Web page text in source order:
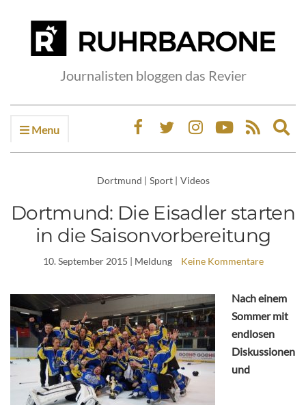
Journalisten bloggen das Revier
Menu
Dortmund | Sport | Videos
Dortmund: Die Eisadler starten
in die Saisonvorbereitung
10. September 2015 | Meldung Keine Kommentare
Nach einem
Sommer mit
endlosen
Diskussionen
und